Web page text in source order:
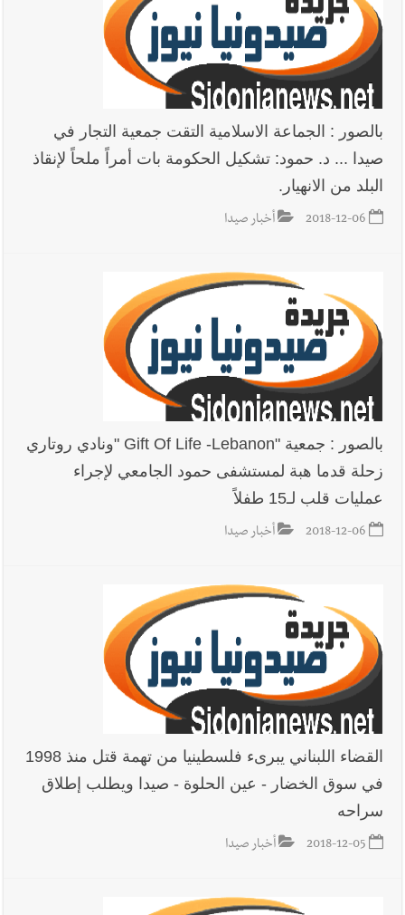
بالصور : الجماعة الاسلامية التقت جمعية التجار في
صيدا ... د. حمود: تشكيل الحكومة بات أمراً ملحاً لإنقاذ
البلد من الانهيار.
2018-12-06 أخبار صيدا
بالصور : جمعية "Gift Of Life -Lebanon "ونادي روتاري
زحلة قدما هبة لمستشفى حمود الجامعي لإجراء
عمليات قلب لـ15 طفلاً
2018-12-06 أخبار صيدا
القضاء اللبناني يبرىء فلسطينيا من تهمة قتل منذ 1998
في سوق الخضار - عين الحلوة - صيدا ويطلب إطلاق
سراحه
2018-12-05 أخبار صيدا